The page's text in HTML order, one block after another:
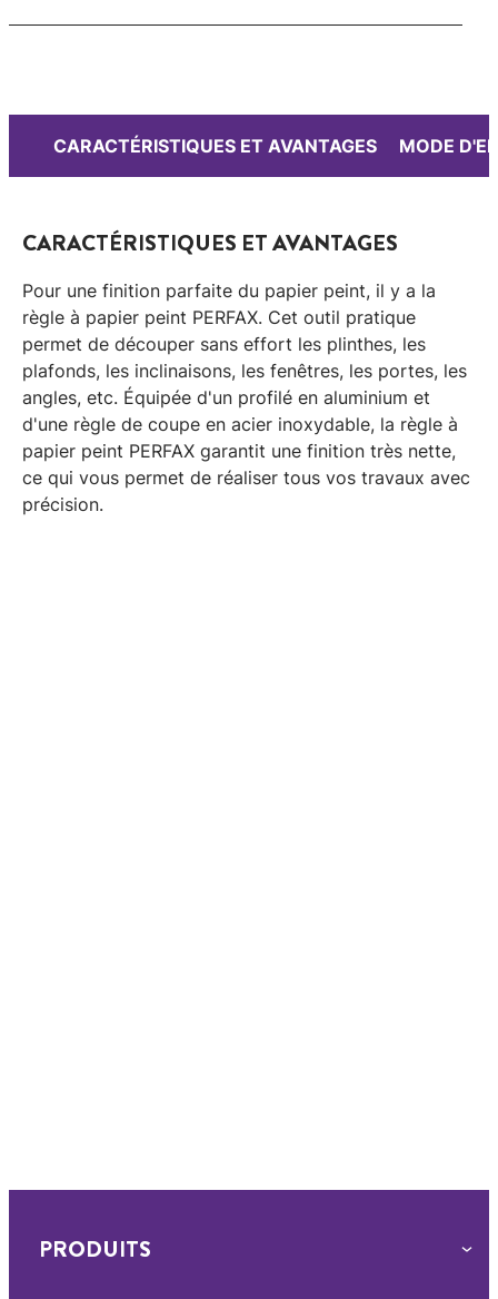
CARACTÉRISTIQUES ET AVANTAGES MODE
CARACTÉRISTIQUES ET AVANTAGES
Pour une finition parfaite du papier peint, il y a la
règle à papier peint PERFAX. Cet outil pratique
permet de découper sans effort les plinthes, les
plafonds, les inclinaisons, les fenêtres, les portes, les
angles, etc. Équipée d'un profilé en aluminium et
d'une règle de coupe en acier inoxydable, la règle à
papier peint PERFAX garantit une finition très nette,
ce qui vous permet de réaliser tous vos travaux avec
précision.
PRODUITS